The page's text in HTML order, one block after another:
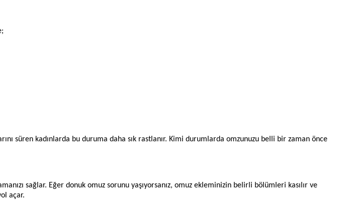
süren kadınlarda bu duruma daha sık rastlanır. Kimi durumlarda omzunuzu belli bir zaman önce
sağlar. Eğer donuk omuz sorunu yaşıyorsanız, omuz ekleminizin belirli bölümleri kasılır ve
açar.